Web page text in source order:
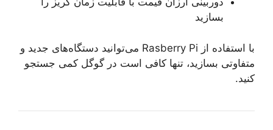
بسازید
با استفاده از Rasberry Pi می‌توانید دستگاه‌های جدید و
متفاوتی بسازید، تنها کافی است در گوگل کمی جستجو
کنید.